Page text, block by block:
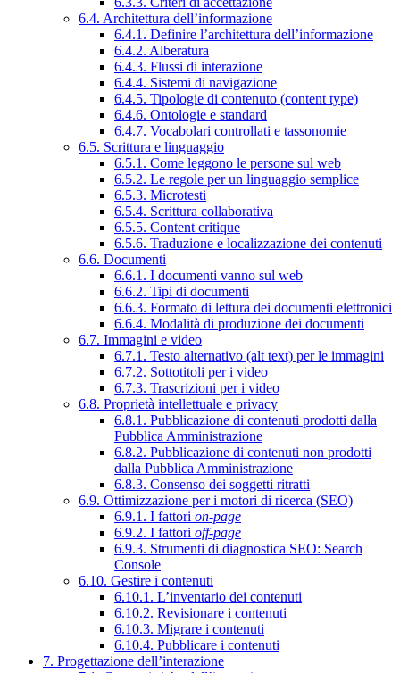
6.4. Architettura dell’informazione
6.4.1. Definire l’architettura dell’informazione
6.4.2. Alberatura
6.4.3. Flussi di interazione
6.4.4. Sistemi di navigazione
6.4.5. Tipologie di contenuto (content type)
6.4.6. Ontologie e standard
6.4.7. Vocabolari controllati e tassonomie
6.5. Scrittura e linguaggio
6.5.1. Come leggono le persone sul web
6.5.2. Le regole per un linguaggio semplice
6.5.3. Microtesti
6.5.4. Scrittura collaborativa
6.5.5. Content critique
6.5.6. Traduzione e localizzazione dei contenuti
6.6. Documenti
6.6.1. I documenti vanno sul web
6.6.2. Tipi di documenti
6.6.3. Formato di lettura dei documenti elettronici
6.6.4. Modalità di produzione dei documenti
6.7. Immagini e video
6.7.1. Testo alternativo (alt text) per le immagini
6.7.2. Sottotitoli per i video
6.7.3. Trascrizioni per i video
6.8. Proprietà intellettuale e privacy
6.8.1. Pubblicazione di contenuti prodotti dalla
Pubblica Amministrazione
6.8.2. Pubblicazione di contenuti non prodotti
dalla Pubblica Amministrazione
6.8.3. Consenso dei soggetti ritratti
6.9. Ottimizzazione per i motori di ricerca (SEO)
6.9.1. I fattori on-page
6.9.2. I fattori off-page
6.9.3. Strumenti di diagnostica SEO: Search
Console
6.10. Gestire i contenuti
6.10.1. L’inventario dei contenuti
6.10.2. Revisionare i contenuti
6.10.3. Migrare i contenuti
6.10.4. Pubblicare i contenuti
7. Progettazione dell’interazione